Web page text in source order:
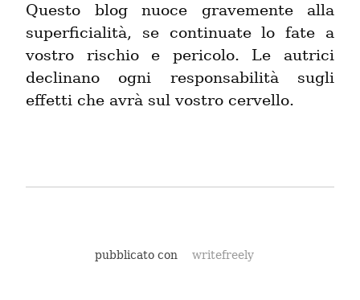
Questo blog nuoce gravemente alla
superficialità, se continuate lo fate a
vostro rischio e pericolo. Le autrici
declinano ogni responsabilità sugli
effetti che avrà sul vostro cervello.
pubblicato con writefreely